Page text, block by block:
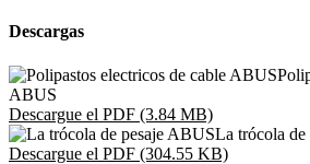
Descargas
ABUS
Descargue el PDF (3.84 MB)
La trócola
Descargue el PDF (304.55 KB)